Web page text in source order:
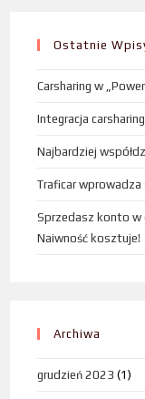
Ostatnie
Carsharing w
Integracja
Najbardziej
Traficar wprowadza
Sprzedasz konto w
Naiwność kosztuje!
Archiwa
grudzień 2023 (1)